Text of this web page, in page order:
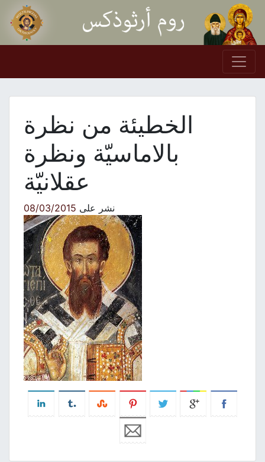
Skip to content
Main Navigation
الخطيئة من نظرة
بالاماسيّة ونظرة
عقلانيّة
نشر على08/03/2015